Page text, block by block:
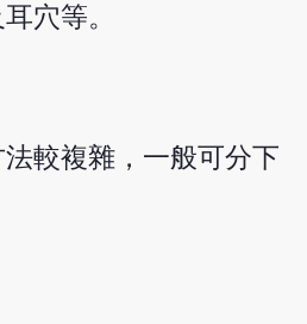
穴等。
較複雜，一般可分下